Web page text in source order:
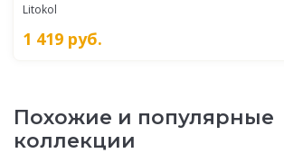
Litokol
1 419 руб.
Похожие и популярные
коллекции